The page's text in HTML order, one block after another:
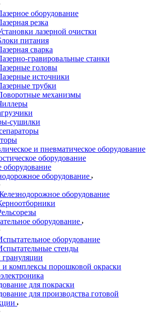
оборудование
резка
лазерной очистки
питания
сварка
гравировальные станки
головы
источники
трубки
механизмы
сушилки
и пневматическое оборудование
оборудование
оборудование
оборудование
оборудование
оборудование
оборудование
стенды
комплексы порошковой окраски
для покраски
для производства готовой